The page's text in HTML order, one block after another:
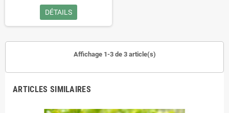
DÉTAILS
Affichage 1-3 de 3 article(s)
ARTICLES SIMILAIRES